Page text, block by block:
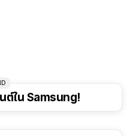
ต์ใน Samsung!